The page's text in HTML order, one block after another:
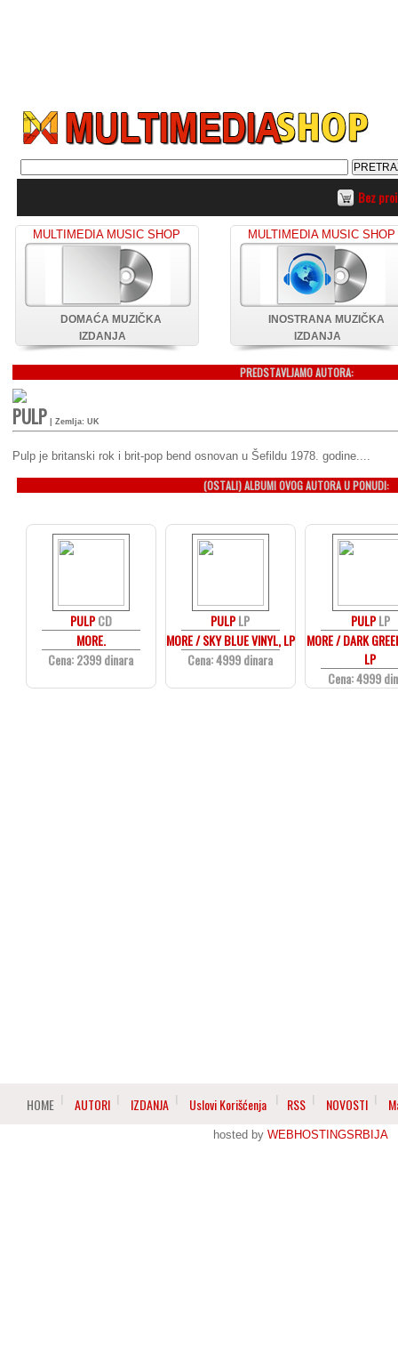
Bez
MULTIMEDIA MUSIC SHOP
DOMAĆA MUZIČKA
IZDANJA
MULTIMEDIA MUSIC SHOP
INOSTRANA MUZIČKA
IZDANJA
PREDSTAVLJAMO AUTORA:
PULP | Zemlja: UK
Pulp je britanski rok i brit-pop bend osnovan u Šefildu 1978. godine....
(OSTALI) ALBUMI OVOG AUTORA U PONUDI:
PULPCD
MORE.
Cena: 2399 dinara
PULPLP
MORE / SKY BLUE VINYL, LP
Cena: 4999 dinara
PULPLP
MORE / DARK
LP
Cena: 4999
HOME AUTORI IZDANJA Uslovi Korišćenja RSS NOVOSTI
hosted byWEBHOSTINGSRBIJA